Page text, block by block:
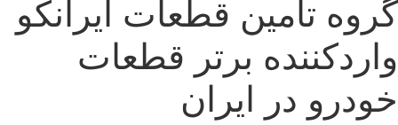
گروه تامین قطعات ایرانکو
واردکننده برتر قطعات
خودرو در ایران